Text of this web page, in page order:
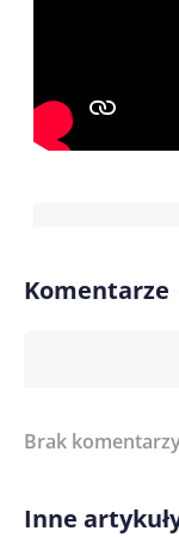
Komentarze
Treść
Imię/ Nick*
Brak
Inne